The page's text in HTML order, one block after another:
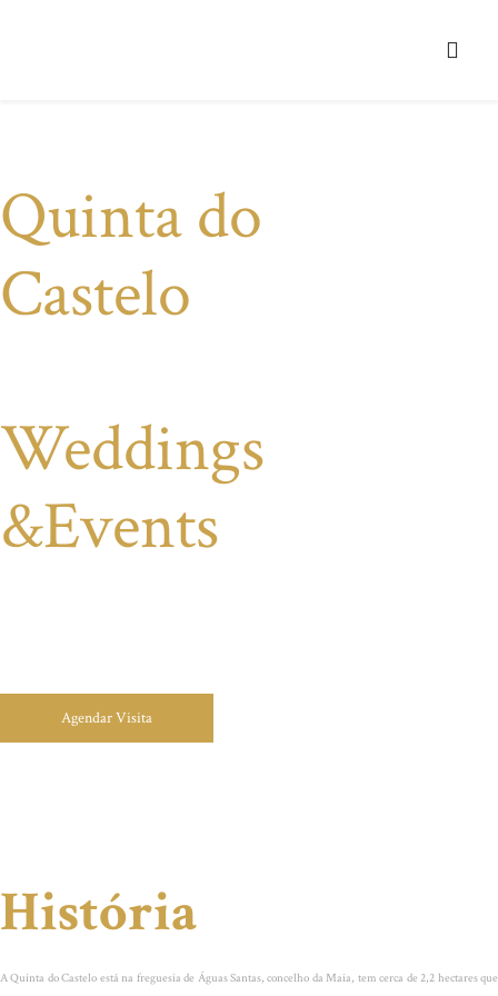
Quinta do
Castelo
Weddings
&Events
Agendar Visita
História
A Quinta do Castelo está na freguesia de Águas Santas, concelho da Maia, tem cerca de 2,2 hectares que